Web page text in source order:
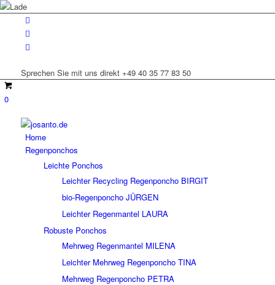
Sprechen Sie mit uns direkt +49 40 35 77 83 50
0
Home
Regenponchos
Leichte Ponchos
Leichter Recycling Regenponcho BIRGIT
bio-Regenponcho JÜRGEN
Leichter Regenmantel LAURA
Robuste Ponchos
Mehrweg Regenmantel MILENA
Leichter Mehrweg Regenponcho TINA
Mehrweg Regenponcho PETRA